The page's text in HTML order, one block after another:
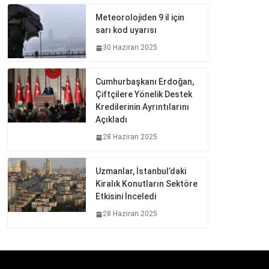
Meteorolojiden 9 il için
sarı kod uyarısı
30 Haziran 2025
Cumhurbaşkanı Erdoğan,
Çiftçilere Yönelik Destek
Kredilerinin Ayrıntılarını
Açıkladı
28 Haziran 2025
Uzmanlar, İstanbul’daki
Kiralık Konutların Sektöre
Etkisini İnceledi
28 Haziran 2025